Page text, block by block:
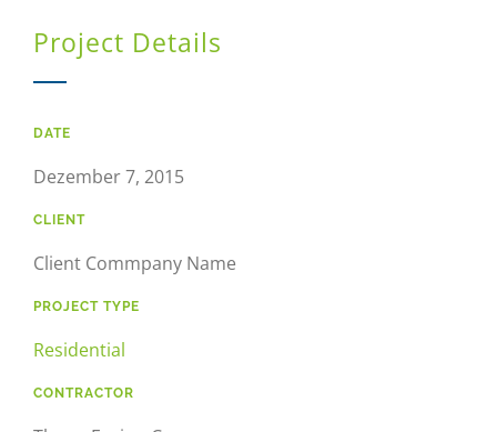
Project Details
DATE
Dezember 7, 2015
CLIENT
Client Commpany Name
PROJECT TYPE
Residential
CONTRACTOR